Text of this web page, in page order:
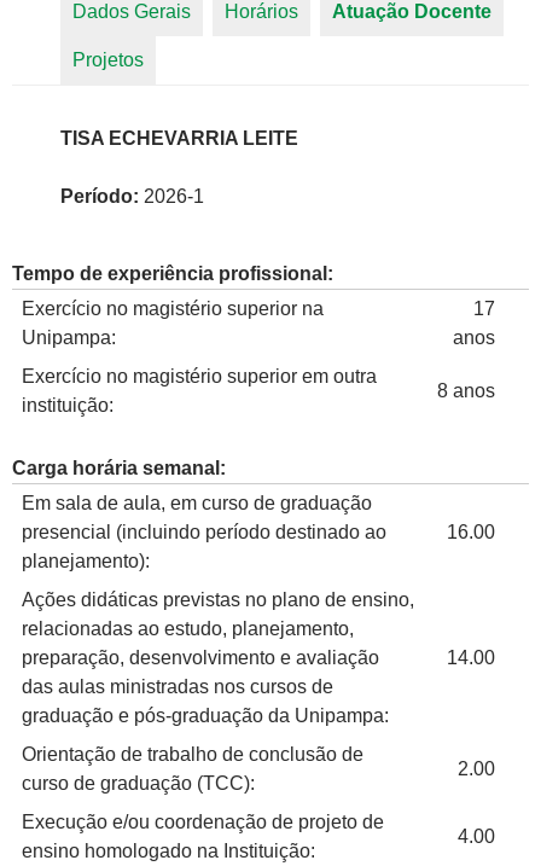
Dados Gerais Horários Atuação Docente
Projetos
TISA ECHEVARRIA LEITE
Período: 2026-1
Tempo de experiência profissional:
Exercício no magistério superior na
Unipampa:
17
anos
Exercício no magistério superior em outra
instituição:
8 anos
Carga horária semanal:
Em sala de aula, em curso de graduação
presencial (incluindo período destinado ao
planejamento):
16.00
Ações didáticas previstas no plano de ensino,
relacionadas ao estudo, planejamento,
preparação, desenvolvimento e avaliação
das aulas ministradas nos cursos de
graduação e pós-graduação da Unipampa:
14.00
Orientação de trabalho de conclusão de
curso de graduação (TCC):
2.00
Execução e/ou coordenação de projeto de
ensino homologado na Instituição:
4.00